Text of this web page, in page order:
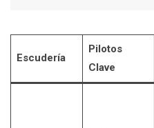
Escudería
Pilotos
Clave